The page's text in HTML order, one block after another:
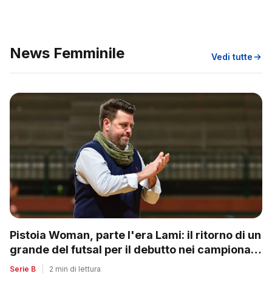
News Femminile Vedi tutte
Pistoia Woman, parte l'era Lami: il ritorno di un
grande del futsal per il debutto nei campionati
nazionali
Serie B 2 min di lettura